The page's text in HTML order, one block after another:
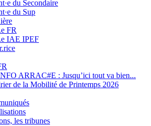
du Secondaire
du Sup
FR
IAE IPEF
ARRAC#E : Jusqu’ici tout va bien...
de la Mobilité de Printemps 2026
les tribunes